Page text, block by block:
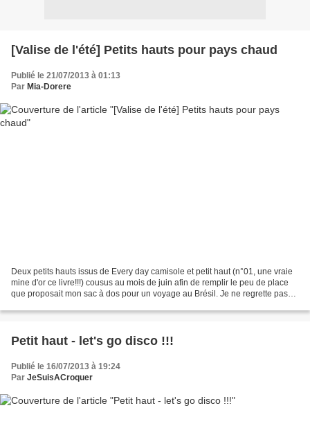
[Valise de l'été] Petits hauts pour pays chaud
Publié le 21/07/2013 à 01:13
Par Mia-Dorere
Deux petits hauts issus de Every day camisole et petit haut (n°01, une vraie
mine d'or ce livre!!!) cousus au mois de juin afin de remplir le peu de place
que proposait mon sac à dos pour un voyage au Brésil. Je ne regrette pas
Petit haut - let's go disco !!!
Publié le 16/07/2013 à 19:24
Par JeSuisACroquer